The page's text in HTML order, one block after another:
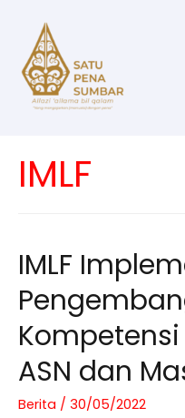
konten
IMLF
IMLF
ASN dan
Berita / 30/05/2022